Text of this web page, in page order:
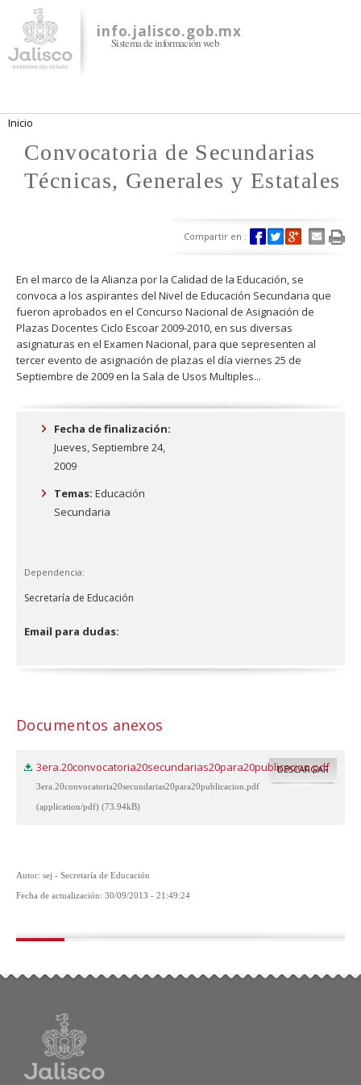
contenido
principal
info.jalisco.gob.mx
Sistema de información web
Se encuentra usted aquí
Inicio
Convocatoria de Secundarias
Técnicas, Generales y Estatales
Compartir en :
En el marco de la Alianza por la Calidad de la Educación, se
convoca a los aspirantes del Nivel de Educación Secundaria que
fueron aprobados en el Concurso Nacional de Asignación de
Plazas Docentes Ciclo Escoar 2009-2010, en sus diversas
asignaturas en el Examen Nacional, para que sepresenten al
tercer evento de asignación de plazas el día viernes 25 de
Septiembre de 2009 en la Sala de Usos Multiples...
Fecha de finalización:
Jueves, Septiembre 24,
2009
Temas: Educación
Secundaria
Dependencia:
Secretaría de Educación
Email para dudas:
Documentos anexos
3era.20convocatoria20secundarias20para20publicacion.pdf
3era.20convocatoria20secundarias20para20publicacion.pdf
(application/pdf) (73.94kB)
DESCARGAR
Autor: sej - Secretaría de Educación
Fecha de actualización: 30/09/2013 - 21:49:24